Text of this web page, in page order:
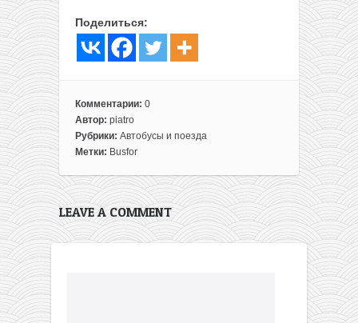
Поделиться:
Комментарии: 0
Автор: piatro
Рубрики: Автобусы и поезда
Метки: Busfor
LEAVE A COMMENT